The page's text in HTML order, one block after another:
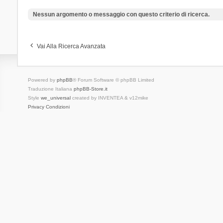
Nessun argomento o messaggio con questo criterio di ricerca.
Vai Alla Ricerca Avanzata
Powered by phpBB® Forum Software © phpBB Limited
Traduzione Italiana phpBB-Store.it
Style we_universalcreated by INVENTEA & v12mike
Privacy Condizioni